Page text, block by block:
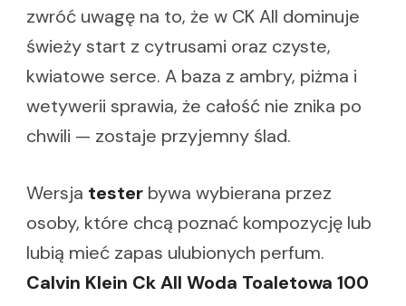
zwróć uwagę na to, że w CK All dominuje
świeży start z cytrusami oraz czyste,
kwiatowe serce. A baza z ambry, piżma i
wetywerii sprawia, że całość nie znika po
chwili — zostaje przyjemny ślad.
Wersja tester bywa wybierana przez
osoby, które chcą poznać kompozycję lub
lubią mieć zapas ulubionych perfum.
Calvin Klein Ck All Woda Toaletowa 100